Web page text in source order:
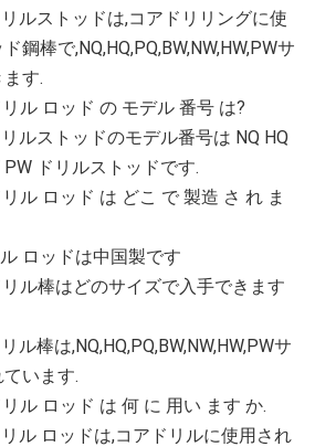
リルストッドは,コアドリリングに使
鋼棒で,NQ,HQ,PQ,BW,NW,HW,PWサ
す.
リル ロッド の モデル 番号 は?
リルストッドのモデル番号は NQ HQ
PW ドリルストッドです.
リル ロッド は どこ で 製造 さ れ ま
ロッドは中国製です
リル棒はどのサイズで入手できます
ル棒は,NQ,HQ,PQ,BW,NW,HW,PWサ
います.
リル ロッド は 何 に 用い ます か.
リル ロッドは,コアドリルに使用され